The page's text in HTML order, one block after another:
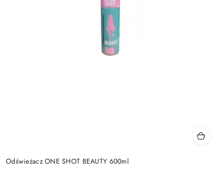
Odświeżacz ONE SHOT BEAUTY 600ml